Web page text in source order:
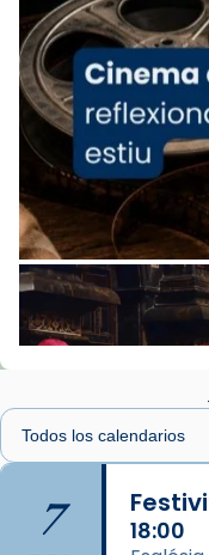
comitè
del Sant Pare
col·laboradors,
L’arquebisbe
Josep Omella,
concelebrat el
Mons. David
📸 Dr. G. Simón
Foto
View on Facebook
2 weeks ago
Memòria de les
Semproniana,
Acompanyant
7 18:00